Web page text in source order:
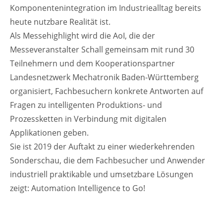
Komponentenintegration im Industriealltag bereits
heute nutzbare Realität ist.
Als Messehighlight wird die AoI, die der
Messeveranstalter Schall gemeinsam mit rund 30
Teilnehmern und dem Kooperationspartner
Landesnetzwerk Mechatronik Baden-Württemberg
organisiert, Fachbesuchern konkrete Antworten auf
Fragen zu intelligenten Produktions- und
Prozessketten in Verbindung mit digitalen
Applikationen geben.
Sie ist 2019 der Auftakt zu einer wiederkehrenden
Sonderschau, die dem Fachbesucher und Anwender
industriell praktikable und umsetzbare Lösungen
zeigt: Automation Intelligence to Go!